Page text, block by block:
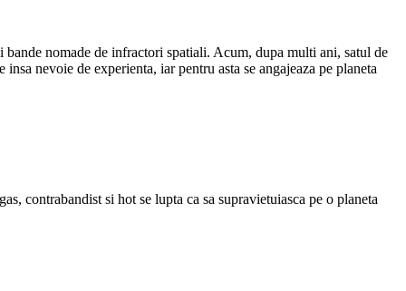
nomade de infractori spatiali. Acum, dupa multi ani, satul de
nevoie de experienta, iar pentru asta se angajeaza pe planeta
contrabandist si hot se lupta ca sa supravietuiasca pe o planeta